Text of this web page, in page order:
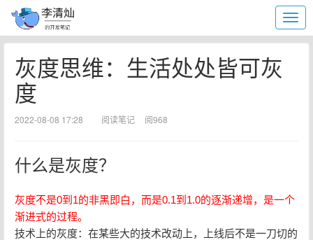
灰度思维：生活处处皆可灰
度
2022-08-08 17:28 阅读笔记 阅968
什么是灰度？
灰度不是0到1的非黑即白，而是0.1到1.0的逐渐递增，是一个
渐进式的过程。
技术上的灰度：在某些大的技术改动上，上线后不是一刀切的